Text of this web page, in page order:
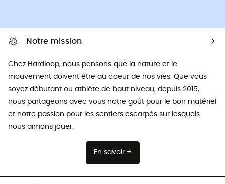
Notre mission
Chez Hardloop, nous pensons que la nature et le
mouvement doivent être au coeur de nos vies. Que vous
soyez débutant ou athlète de haut niveau, depuis 2015,
nous partageons avec vous notre goût pour le bon matériel
et notre passion pour les sentiers escarpés sur lesquels
nous aimons jouer.
En savoir +